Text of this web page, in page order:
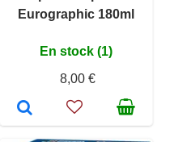
Eurographic 180ml
En stock (1)
8,00 €